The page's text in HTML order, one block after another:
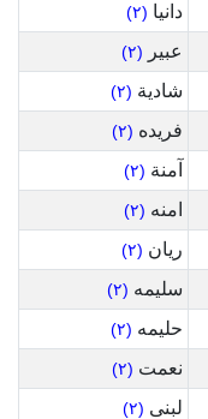
دانيا (٢)
عبير (٢)
شادية (٢)
فريده (٢)
آمنة (٢)
امنه (٢)
ريان (٢)
سليمه (٢)
حليمه (٢)
نعمت (٢)
لبنى (٢)